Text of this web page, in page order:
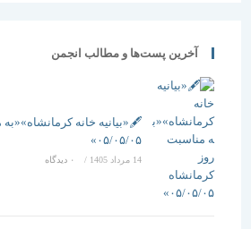
آخرین پست‌ها و مطالب انجمن
🖋️«بیانیه خانه کرمانشاه»«به
۰۵/۰۵/۰۵»
/ ۰ دیدگاه